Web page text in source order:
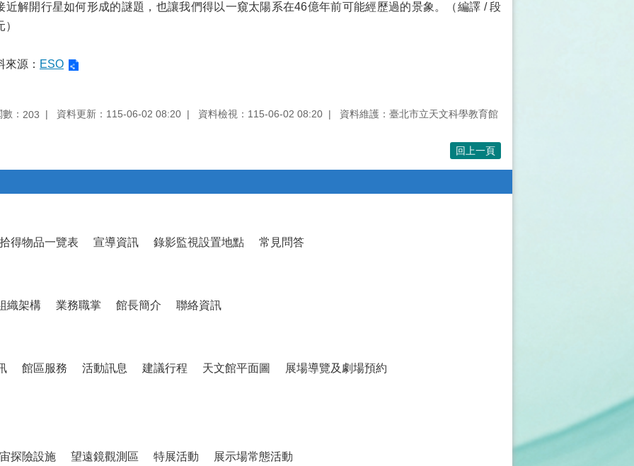
近解開行星如何形成的謎題，也讓我們得以一窺太陽系在46億年前可能經歷過的景象。（編譯 / 段
來源： ESO
： 203 資料更新：115-06-02 08:20 資料檢視：115-06-02 08:20 資料維護：臺北市立天文科學教育館
回上一頁
拾得物品一覽表 宣導資訊 錄影監視設置地點 常見問答
織架構 業務職掌 館長簡介 聯絡資訊
館區服務 活動訊息 建議行程 天文館平面圖 展場導覽及劇場預約
探險設施 望遠鏡觀測區 特展活動 展示場常態活動